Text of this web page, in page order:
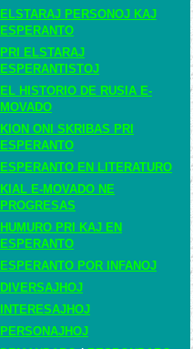
ELSTARAJ PERSONOJ KAJ
ESPERANTO
PRI ELSTARAJ
ESPERANTISTOJ
EL HISTORIO DE RUSIA E-
MOVADO
KION ONI SKRIBAS PRI
ESPERANTO
ESPERANTO EN LITERATURO
KIAL E-MOVADO NE
PROGRESAS
HUMURO PRI KAJ EN
ESPERANTO
ESPERANTO POR INFANOJ
DIVERSAJHOJ
INTERESAJHOJ
PERSONAJHOJ